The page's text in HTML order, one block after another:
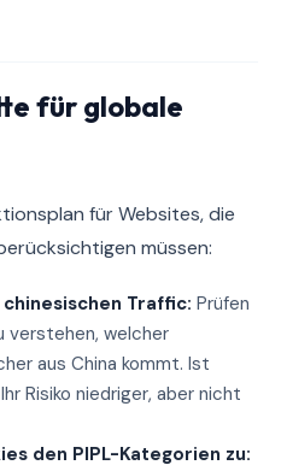
für globale
für Websites, die
müssen:
Traffic: Prüfen
verstehen, welcher
aus China kommt. Ist
Risiko niedriger, aber nicht
den PIPL-Kategorien zu: